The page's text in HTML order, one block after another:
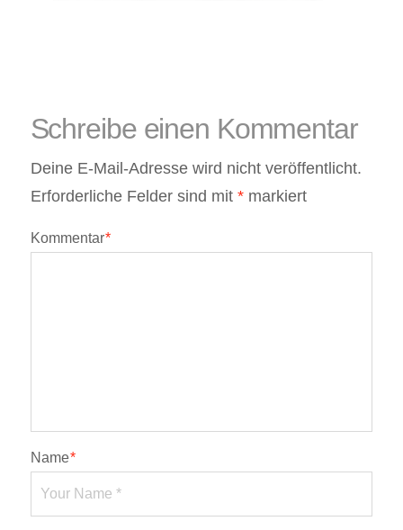
Schreibe einen Kommentar
Deine E-Mail-Adresse wird nicht veröffentlicht.
Erforderliche Felder sind mit *markiert
Kommentar*
Name*